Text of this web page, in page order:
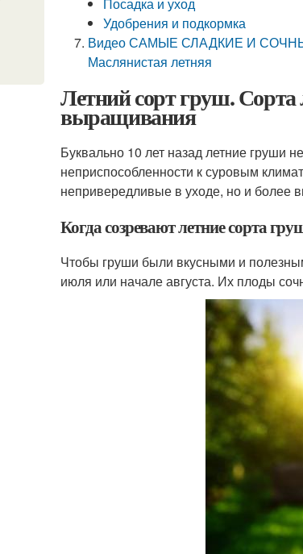
Удобрения и подкормка
Видео САМЫЕ СЛАДКИЕ И
Маслянистая летняя
Летний сорт груш. Сорта
выращивания
Буквально 10 лет назад летние груши
неприспособленности к суровым
непривередливые в уходе, но и более
Когда созревают летние сорта
Чтобы груши были вкусными и
июля или начале августа. Их плоды